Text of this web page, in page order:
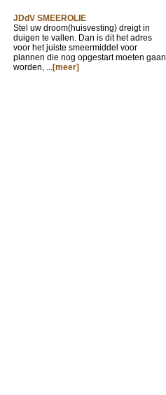
JDdV SMEEROLIE
Stel uw droom(huisvesting) dreigt in
duigen te vallen. Dan is dit het adres
voor het juiste smeermiddel voor
plannen die nog opgestart moeten gaan
worden, ...[meer]